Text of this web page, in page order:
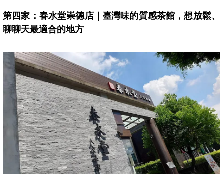
第四家：春水堂崇德店｜臺灣味的質感茶館，想放鬆、
聊聊天最適合的地方